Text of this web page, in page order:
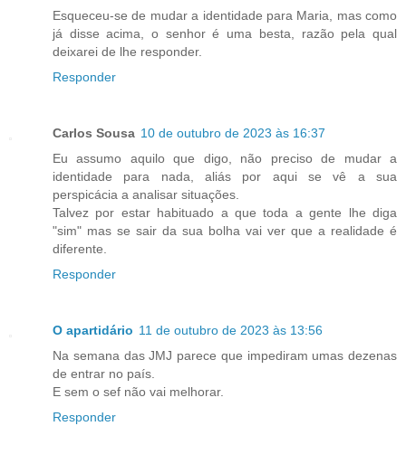
Esqueceu-se de mudar a identidade para Maria, mas como
já disse acima, o senhor é uma besta, razão pela qual
deixarei de lhe responder.
Responder
Carlos Sousa 10 de outubro de 2023 às 16:37
Eu assumo aquilo que digo, não preciso de mudar a
identidade para nada, aliás por aqui se vê a sua
perspicácia a analisar situações.
Talvez por estar habituado a que toda a gente lhe diga
"sim" mas se sair da sua bolha vai ver que a realidade é
diferente.
Responder
O apartidário 11 de outubro de 2023 às 13:56
Na semana das JMJ parece que impediram umas dezenas
de entrar no país.
E sem o sef não vai melhorar.
Responder